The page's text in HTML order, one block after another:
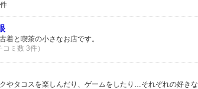
件
着と喫茶の小さなお店です。
コミ数 3件）
やタコスを楽しんだり、ゲームをしたり…それぞれの好き